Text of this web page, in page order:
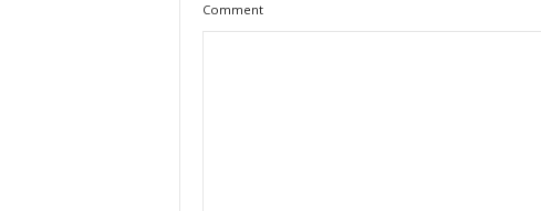
Comment